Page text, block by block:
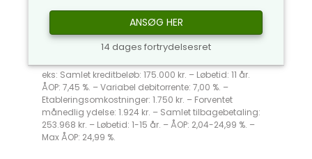
ANSØG HER
14 dages fortrydelsesret
eks: Samlet kreditbeløb: 175.000 kr. – Løbetid: 11 år.
ÅOP: 7,45 %. – Variabel debitorrente: 7,00 %. –
Etableringsomkostninger: 1.750 kr. – Forventet
månedlig ydelse: 1.924 kr. – Samlet tilbagebetaling:
253.968 kr. – Løbetid: 1-15 år. – ÅOP: 2,04-24,99 %. –
Max ÅOP: 24,99 %.